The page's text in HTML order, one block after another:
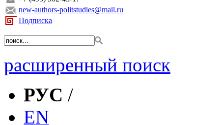
new-authors-politstudies@mail.ru
Подписка
расширенный поиск
РУС /
EN